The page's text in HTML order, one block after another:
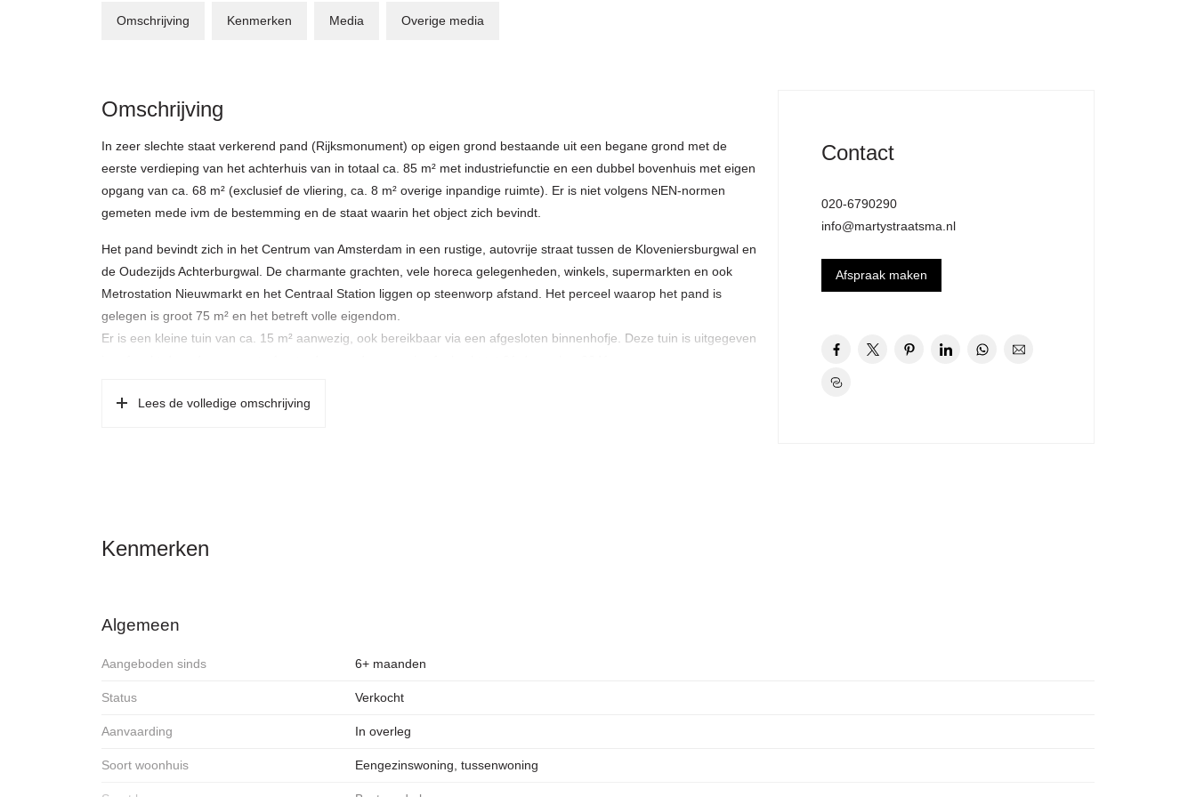
Omschrijving Kenmerken Media Overige media
Omschrijving
In zeer slechte staat verkerend pand (Rijksmonument) op eigen grond bestaande uit een begane grond met de
eerste verdieping van het achterhuis van in totaal ca. 85 m² met industriefunctie en een dubbel bovenhuis met eigen
opgang van ca. 68 m² (exclusief de vliering, ca. 8 m² overige inpandige ruimte). Er is niet volgens NEN-normen
gemeten mede ivm de bestemming en de staat waarin het object zich bevindt.
Het pand bevindt zich in het Centrum van Amsterdam in een rustige, autovrije straat tussen de Kloveniersburgwal en
de Oudezijds Achterburgwal. De charmante grachten, vele horeca gelegenheden, winkels, supermarkten en ook
Metrostation Nieuwmarkt en het Centraal Station liggen op steenworp afstand. Het perceel waarop het pand is
gelegen is groot 75 m² en het betreft volle eigendom.
Er is een kleine tuin van ca. 15 m² aanwezig, ook bereikbaar via een afgesloten binnenhofje. Deze tuin is uitgegeven
Bij verkoop wordt een clausule opgenomen waarbij koper het pand zal aanvaarden ‘as is, where is’. Zie de
Lees de volledige omschrijving
Contact
020-6790290
info@martystraatsma.nl
Afspraak maken
Kenmerken
Algemeen
Aangeboden sinds 6+ maanden
Status Verkocht
Aanvaarding In overleg
Soort woonhuis Eengezinswoning, tussenwoning